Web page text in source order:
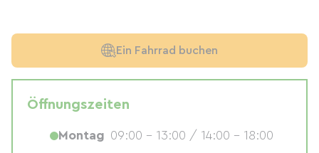
Ein Fahrrad buchen
Öffnungszeiten
Montag 09:00 - 13:00 / 14:00 - 18:00